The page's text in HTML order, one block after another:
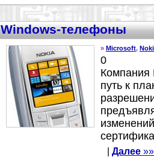
Windows-телефоны
» Microsoft,
0
Компания
путь к
Далее